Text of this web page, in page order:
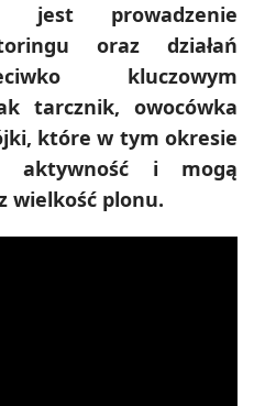
jest prowadzenie
oraz działań
kluczowym
tarcznik, owocówka
które w tym okresie
aktywność i mogą
wielkość plonu.